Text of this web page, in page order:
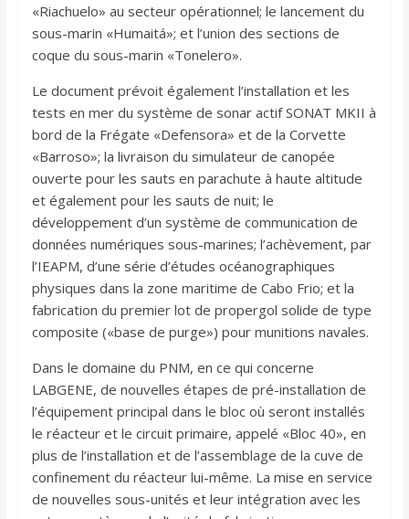
«Riachuelo» au secteur opérationnel; le lancement du
sous-marin «Humaitá»; et l’union des sections de
coque du sous-marin «Tonelero».
Le document prévoit également l’installation et les
tests en mer du système de sonar actif SONAT MKII à
bord de la Frégate «Defensora» et de la Corvette
«Barroso»; la livraison du simulateur de canopée
ouverte pour les sauts en parachute à haute altitude
et également pour les sauts de nuit; le
développement d’un système de communication de
données numériques sous-marines; l’achèvement, par
l’IEAPM, d’une série d’études océanographiques
physiques dans la zone maritime de Cabo Frio; et la
fabrication du premier lot de propergol solide de type
composite («base de purge») pour munitions navales.
Dans le domaine du PNM, en ce qui concerne
LABGENE, de nouvelles étapes de pré-installation de
l’équipement principal dans le bloc où seront installés
le réacteur et le circuit primaire, appelé «Bloc 40», en
plus de l’installation et de l’assemblage de la cuve de
confinement du réacteur lui-même. La mise en service
de nouvelles sous-unités et leur intégration avec les